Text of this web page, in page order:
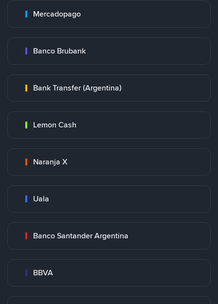
Mercadopago
Banco Brubank
Bank Transfer (Argentina)
Lemon Cash
Naranja X
Uala
Banco Santander Argentina
BBVA